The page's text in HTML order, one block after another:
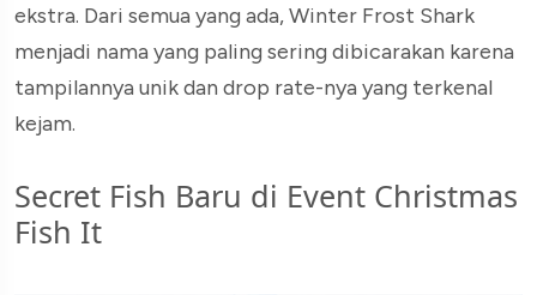
ekstra. Dari semua yang ada, Winter Frost Shark
menjadi nama yang paling sering dibicarakan karena
tampilannya unik dan drop rate-nya yang terkenal
kejam.
Secret Fish Baru di Event Christmas
Fish It